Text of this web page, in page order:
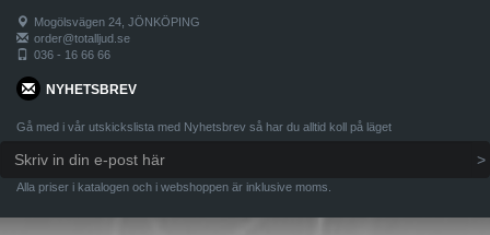
Mogölsvägen 24, JÖNKÖPING
order@totalljud.se
036 - 16 66 66
NYHETSBREV
Gå med i vår utskickslista med Nyhetsbrev så har du alltid koll på läget
Alla priser i katalogen och i webshoppen är inklusive moms.